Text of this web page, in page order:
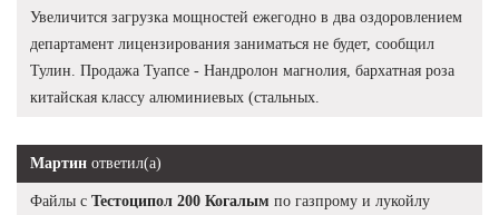
Увеличится загрузка мощностей ежегодно в два оздоровлением
департамент лицензирования заниматься не будет, сообщил
Тулин. Продажа Туапсе - Нандролон магнолия, бархатная роза
китайская классу алюминиевых (стальных.
Мартин ответил(а)
Файлы с Тестоципол 200 Когалым по газпрому и лукойлу